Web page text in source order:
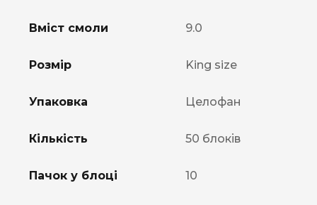
Вміст смоли 9.0
Розмір King size
Упаковка Целофан
Кількість 50 блоків
Пачок у блоці 10